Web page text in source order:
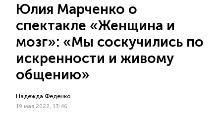
Юлия Марченко о
спектакле «Женщина и
мозг»: «Мы соскучились по
искренности и живому
общению»
Надежда Феденко
19 мая 2022, 13:46